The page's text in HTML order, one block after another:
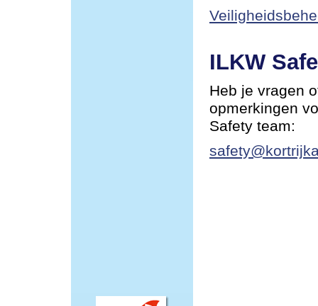
ILKW
Heb je vragen
opmerkingen
Safety team: